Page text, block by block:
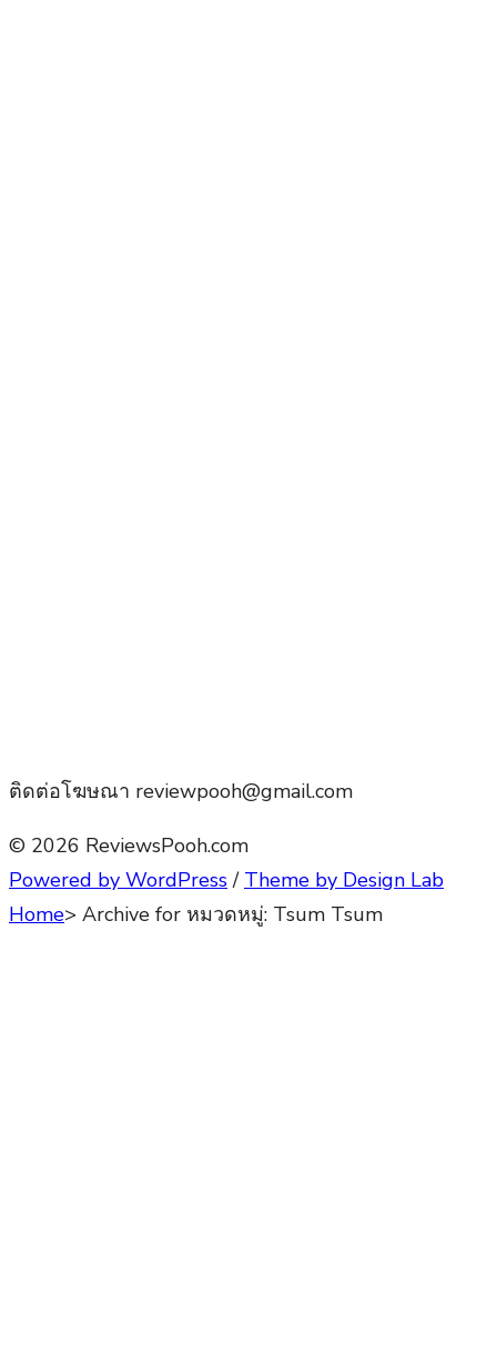
ติดต่อโฆษณา reviewpooh@gmail.com
© 2026 ReviewsPooh.com
Powered by WordPress / Theme by Design Lab
Home> Archive for หมวดหมู่: Tsum Tsum